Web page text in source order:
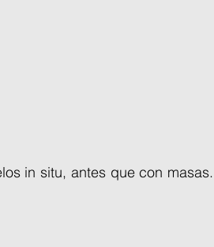
in situ, antes que con masas.